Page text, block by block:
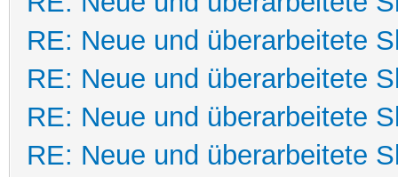
RE: Neue und überarbeitete
RE: Neue und überarbeitete
RE: Neue und überarbeitete
RE: Neue und überarbeitete